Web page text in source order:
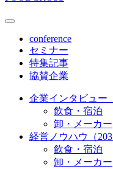
conference
セミナー
特集記事
協賛企業
企業インタビュー
飲食・宿泊
卸・メーカー
経営ノウハウ（203
飲食・宿泊
卸・メーカー